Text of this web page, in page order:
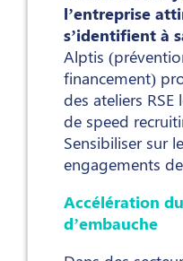
l’entreprise
s’identifient à
Alptis
financement)
des ateliers RSE
de speed
Sensibiliser sur
engagements
Accélération
d’embauche